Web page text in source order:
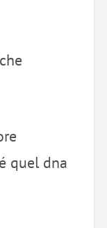
quel dna